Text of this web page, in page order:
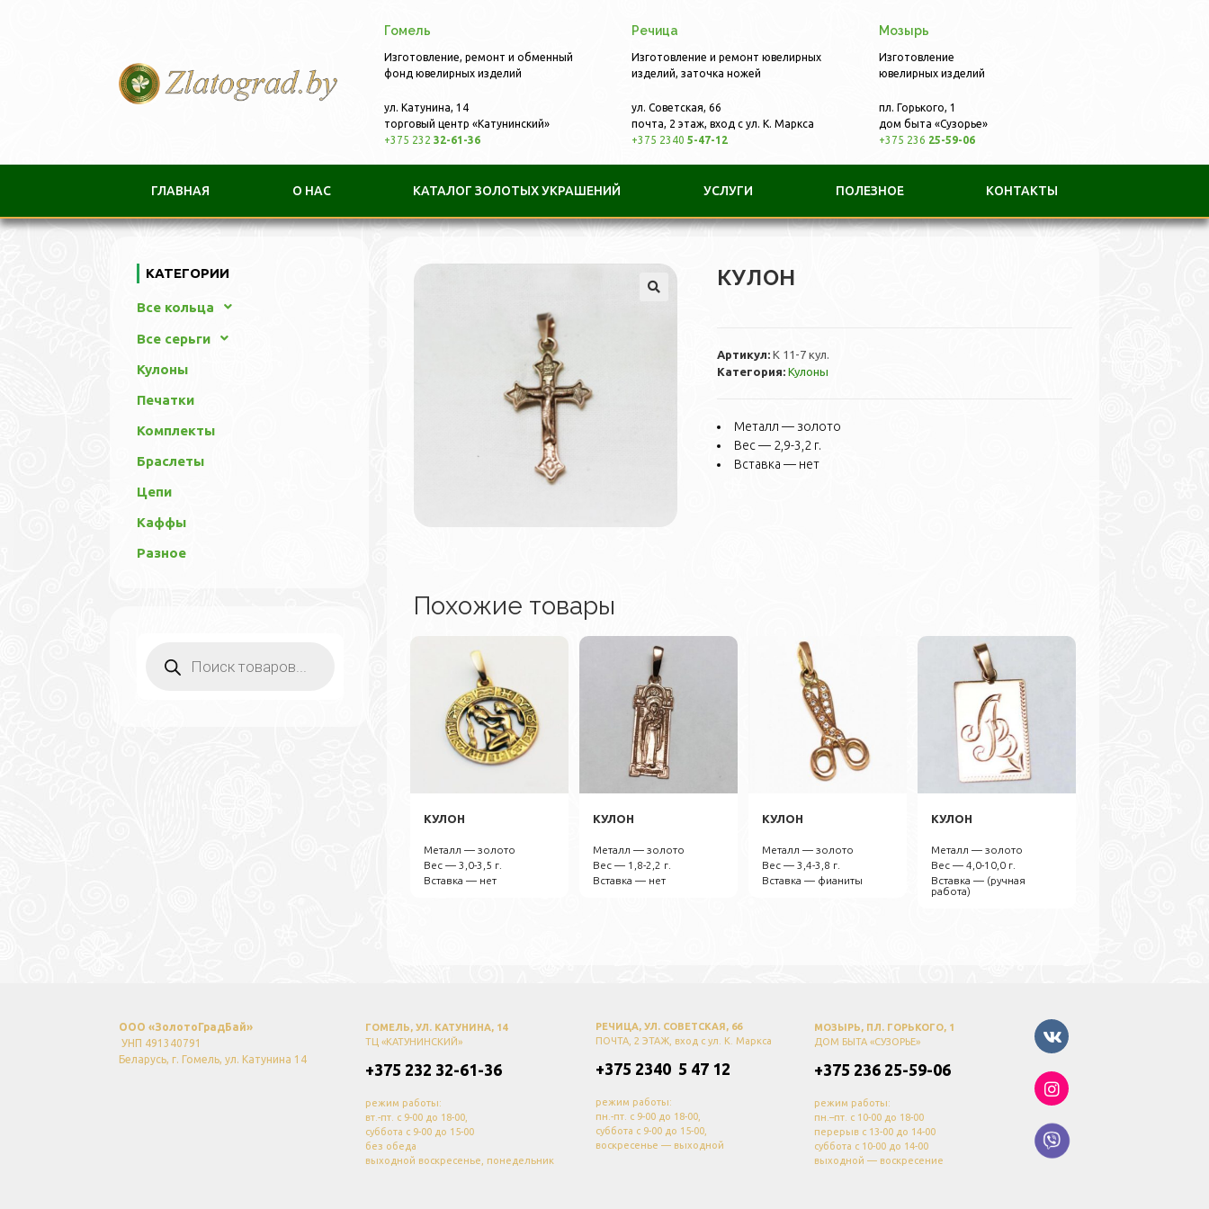
Гомель
Изготовление, ремонт и обменный
фонд ювелирных изделий
ул. Катунина, 14
торговый центр «Катунинский»
+375 232 32-61-36
Речица
Изготовление и ремонт ювелирных
изделий, заточка ножей
ул. Советская, 66
почта, 2 этаж, вход с ул. К. Маркса
+375 2340 5-47-12
Мозырь
Изготовление
ювелирных изделий
пл. Горького, 1
дом быта «Сузорье»
+375 236 25-59-06
ГЛАВНАЯ О НАС КАТАЛОГ ЗОЛОТЫХ УКРАШЕНИЙ УСЛУГИ ПОЛЕЗНОЕ КОНТАКТЫ
КУЛОН
Артикул: К 11-7 кул.
Категория: Кулоны
Металл — золото
Вес — 2,9-3,2 г.
Вставка — нет
Похожие товары
КУЛОН
Металл — золото
Вес — 3,0-3,5 г.
Вставка — нет
КУЛОН
Металл — золото
Вес — 1,8-2,2 г.
Вставка — нет
КУЛОН
Металл — золото
Вес — 3,4-3,8 г.
Вставка — фианиты
КУЛОН
Металл — золото
Вес — 4,0-10,0 г.
Вставка — (ручная
работа)
КАТЕГОРИИ
Все кольца
Все серьги
Кулоны
Печатки
Комплекты
Браслеты
Цепи
Каффы
Разное
ООО «ЗолотоГрадБай»
УНП 491340791
Беларусь, г. Гомель, ул. Катунина 14
ГОМЕЛЬ, УЛ. КАТУНИНА, 14
ТЦ «КАТУНИНСКИЙ»
+375 232 32-61-36
режим работы:
вт.-пт. с 9-00 до 18-00,
суббота с 9-00 до 15-00
без обеда
выходной воскресенье, понедельник
РЕЧИЦА, УЛ. СОВЕТСКАЯ, 66
ПОЧТА, 2 ЭТАЖ, вход с ул. К. Маркса
+375 2340 5 47 12
режим работы:
пн.-пт. с 9-00 до 18-00,
суббота с 9-00 до 15-00,
воскресенье — выходной
МОЗЫРЬ, ПЛ. ГОРЬКОГО, 1
ДОМ БЫТА «СУЗОРЬЕ»
+375 236 25-59-06
режим работы:
пн.–пт. с 10-00 до 18-00
перерыв с 13-00 до 14-00
суббота с 10-00 до 14-00
выходной — воскресение